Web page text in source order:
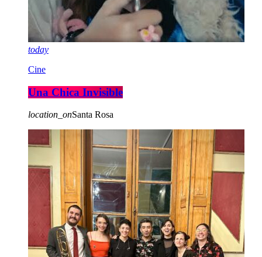
today
Cine
Una Chica Invisible
location_onSanta Rosa